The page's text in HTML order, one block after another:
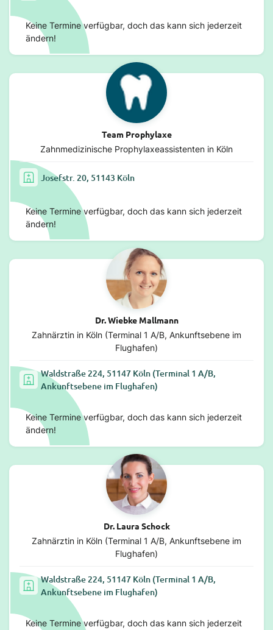
Keine Termine verfügbar, doch das kann sich jederzeit
ändern!
Team Prophylaxe
Zahnmedizinische Prophylaxeassistenten in Köln
Josefstr. 20, 51143 Köln
Keine Termine verfügbar, doch das kann sich jederzeit
ändern!
Dr. Wiebke Mallmann
Zahnärztin in Köln (Terminal 1 A/B, Ankunftsebene im
Flughafen)
Waldstraße 224, 51147 Köln (Terminal 1 A/B,
Ankunftsebene im Flughafen)
Keine Termine verfügbar, doch das kann sich jederzeit
ändern!
Dr. Laura Schock
Zahnärztin in Köln (Terminal 1 A/B, Ankunftsebene im
Flughafen)
Waldstraße 224, 51147 Köln (Terminal 1 A/B,
Ankunftsebene im Flughafen)
Keine Termine verfügbar, doch das kann sich jederzeit